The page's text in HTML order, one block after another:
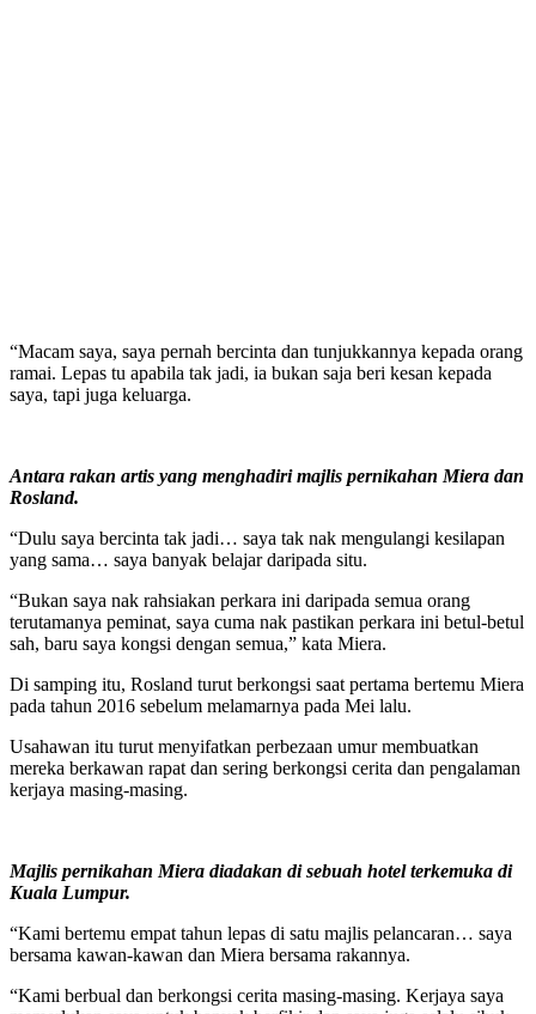
“Macam saya, saya pernah bercinta dan tunjukkannya kepada orang
ramai. Lepas tu apabila tak jadi, ia bukan saja beri kesan kepada
saya, tapi juga keluarga.
Antara rakan artis yang menghadiri majlis pernikahan Miera dan
Rosland.
“Dulu saya bercinta tak jadi… saya tak nak mengulangi kesilapan
yang sama… saya banyak belajar daripada situ.
“Bukan saya nak rahsiakan perkara ini daripada semua orang
terutamanya peminat, saya cuma nak pastikan perkara ini betul-betul
sah, baru saya kongsi dengan semua,” kata Miera.
Di samping itu, Rosland turut berkongsi saat pertama bertemu Miera
pada tahun 2016 sebelum melamarnya pada Mei lalu.
Usahawan itu turut menyifatkan perbezaan umur membuatkan
mereka berkawan rapat dan sering berkongsi cerita dan pengalaman
kerjaya masing-masing.
Majlis pernikahan Miera diadakan di sebuah hotel terkemuka di
Kuala Lumpur.
“Kami bertemu empat tahun lepas di satu majlis pelancaran… saya
bersama kawan-kawan dan Miera bersama rakannya.
“Kami berbual dan berkongsi cerita masing-masing. Kerjaya saya